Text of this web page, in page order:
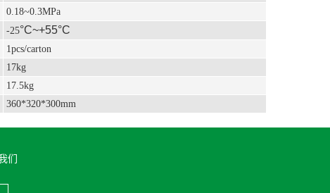
0.18~0.3MPa
-25°C~+55°C
1pcs/carton
17kg
17.5kg
360*320*300mm
们